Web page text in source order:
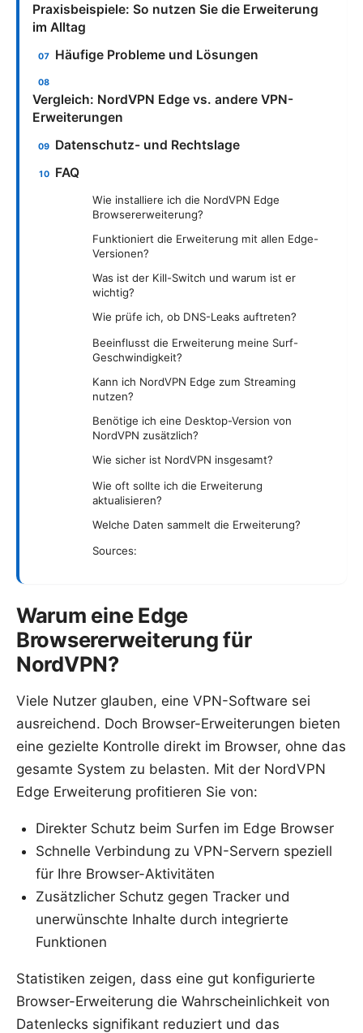
Praxisbeispiele: So nutzen Sie die Erweiterung
im Alltag
Häufige Probleme und Lösungen
Vergleich: NordVPN Edge vs. andere VPN-
Erweiterungen
Datenschutz- und Rechtslage
FAQ
Wie installiere ich die NordVPN Edge
Browsererweiterung?
Funktioniert die Erweiterung mit allen Edge-
Versionen?
Was ist der Kill-Switch und warum ist er
wichtig?
Wie prüfe ich, ob DNS-Leaks auftreten?
Beeinflusst die Erweiterung meine Surf-
Geschwindigkeit?
Kann ich NordVPN Edge zum Streaming
nutzen?
Benötige ich eine Desktop-Version von
NordVPN zusätzlich?
Wie sicher ist NordVPN insgesamt?
Wie oft sollte ich die Erweiterung
aktualisieren?
Welche Daten sammelt die Erweiterung?
Sources:
Warum eine Edge
Browsererweiterung für
NordVPN?
Viele Nutzer glauben, eine VPN-Software sei
ausreichend. Doch Browser-Erweiterungen bieten
eine gezielte Kontrolle direkt im Browser, ohne das
gesamte System zu belasten. Mit der NordVPN
Edge Erweiterung profitieren Sie von:
Direkter Schutz beim Surfen im Edge Browser
Schnelle Verbindung zu VPN-Servern speziell
für Ihre Browser-Aktivitäten
Zusätzlicher Schutz gegen Tracker und
unerwünschte Inhalte durch integrierte
Funktionen
Statistiken zeigen, dass eine gut konfigurierte
Browser-Erweiterung die Wahrscheinlichkeit von
Datenlecks signifikant reduziert und das